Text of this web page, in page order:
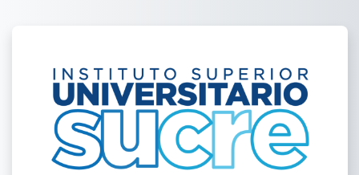
Entrar a